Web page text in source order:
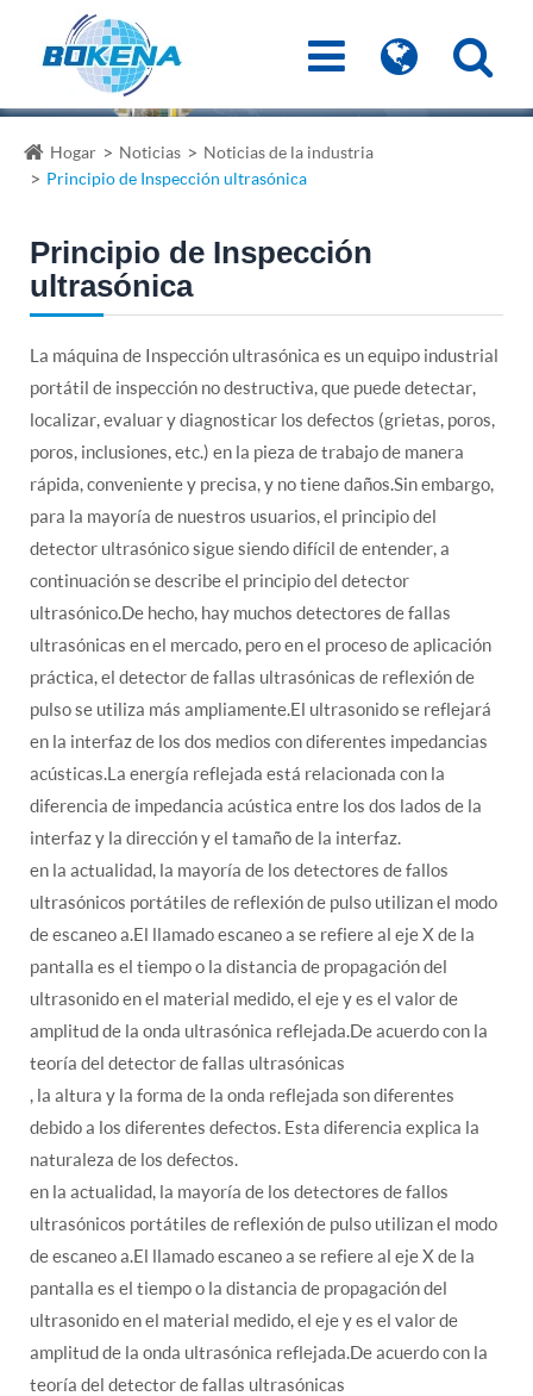
Hogar Noticias
Noticias de la industria
Principio de Inspección ultrasónica
Principio de Inspección
ultrasónica
La máquina de Inspección ultrasónica es un equipo industrial
portátil de inspección no destructiva, que puede detectar,
localizar, evaluar y diagnosticar los defectos (grietas, poros,
poros, inclusiones, etc.) en la pieza de trabajo de manera
rápida, conveniente y precisa, y no tiene daños.Sin embargo,
para la mayoría de nuestros usuarios, el principio del
detector ultrasónico sigue siendo difícil de entender, a
continuación se describe el principio del detector
ultrasónico.De hecho, hay muchos detectores de fallas
ultrasónicas en el mercado, pero en el proceso de aplicación
práctica, el detector de fallas ultrasónicas de reflexión de
pulso se utiliza más ampliamente.El ultrasonido se reflejará
en la interfaz de los dos medios con diferentes impedancias
acústicas.La energía reflejada está relacionada con la
diferencia de impedancia acústica entre los dos lados de la
interfaz y la dirección y el tamaño de la interfaz.
en la actualidad, la mayoría de los detectores de fallos
ultrasónicos portátiles de reflexión de pulso utilizan el modo
de escaneo a.El llamado escaneo a se refiere al eje X de la
pantalla es el tiempo o la distancia de propagación del
ultrasonido en el material medido, el eje y es el valor de
amplitud de la onda ultrasónica reflejada.De acuerdo con la
teoría del detector de fallas ultrasónicas
, la altura y la forma de la onda reflejada son diferentes
debido a los diferentes defectos. Esta diferencia explica la
naturaleza de los defectos.
en la actualidad, la mayoría de los detectores de fallos
ultrasónicos portátiles de reflexión de pulso utilizan el modo
de escaneo a.El llamado escaneo a se refiere al eje X de la
pantalla es el tiempo o la distancia de propagación del
ultrasonido en el material medido, el eje y es el valor de
amplitud de la onda ultrasónica reflejada.De acuerdo con la
teoría del detector de fallas ultrasónicas